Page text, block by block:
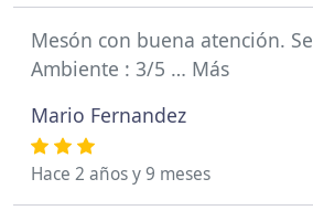
Mesón con buena atención.
Ambiente : 3/5 … Más
Mario Fernandez
Hace 2 años y 9 meses